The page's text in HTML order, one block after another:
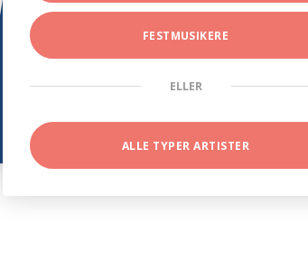
FESTMUSIKERE
ELLER
ALLE TYPER ARTISTER